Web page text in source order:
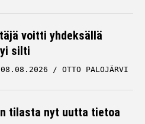
voitti yhdeksällä
silti
08.08.2026 OTTO PALOJÄRVI
tilasta nyt uutta tietoa